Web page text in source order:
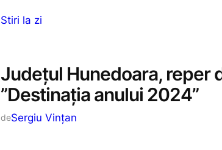
Stiri la zi
Județul Hunedoara, reper
”Destinația anului 2024”
deSergiu Vințan